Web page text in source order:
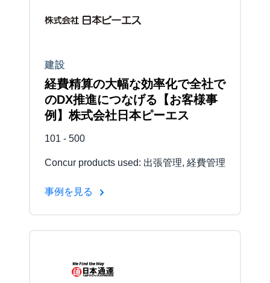
建設
経費精算の大幅な効率化で全社で
のDX推進につなげる【お客様事
例】株式会社日本ピーエス
101 - 500
Concur products used: 出張管理, 経費管理
事例を見る